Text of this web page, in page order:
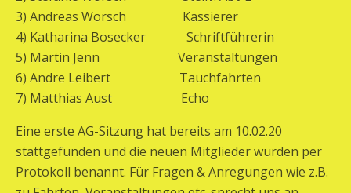
3) Andreas Worsch Kassierer
4) Katharina Bosecker Schriftführerin
5) Martin Jenn Veranstaltungen
6) Andre Leibert Tauchfahrten
7) Matthias Aust Echo
Eine erste AG-Sitzung hat bereits am 10.02.20
stattgefunden und die neuen Mitglieder wurden per
Protokoll benannt. Für Fragen & Anregungen wie z.B.